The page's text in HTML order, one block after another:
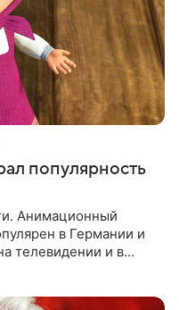
популярность
Анимационный
в Германии и
телевидении и в